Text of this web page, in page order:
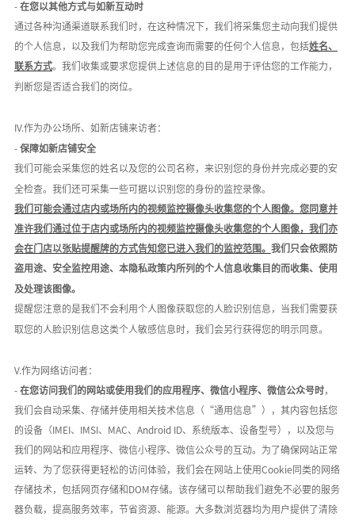
- 在您以其他方式与如新互动时
通过各种沟通渠道联系我们时，在这种情况下，我们将采集您主动向我们提供
的个人信息，以及我们为帮助您完成查询而需要的任何个人信息，包括姓名、
联系方式。我们收集或要求您提供上述信息的目的是用于评估您的工作能力，
判断您是否适合我们的岗位。
IV.作为办公场所、如新店铺来访者：
- 保障如新店铺安全
我们可能会采集您的姓名以及您的公司名称，来识别您的身份并完成必要的安
全检查。我们还可采集一些可据以识别您的身份的监控录像。
我们可能会通过店内或场所内的视频监控摄像头收集您的个人图像。您同意并
准许我们通过位于店内或场所内的视频监控摄像头收集您的个人图像，我们亦
会在门店以张贴提醒牌的方式告知您已进入我们的监控范围。 我们只会依照防
盗用途、安全监控用途、本隐私政策内所列的个人信息收集目的而收集、使用
及处理该图像。
提醒您注意的是我们不会利用个人图像获取您的人脸识别信息，当我们需要获
取您的人脸识别信息这类个人敏感信息时，我们会另行获得您的明示同意。
V.作为网络访问者：
- 在您访问我们的网站或使用我们的应用程序、微信小程序、微信公众号时，
我们会自动采集、存储并使用相关技术信息（ “通用信息”），其内容包括您
的设备（IMEI、IMSI、MAC、Android ID、系统版本、设备型号），以及您与
我们的网站和应用程序、微信小程序、微信公众号的互动。为了确保网站正常
运转、为了您获得更轻松的访问体验，我们会在网站上使用Cookie同类的网络
存储技术，包括网页存储和DOM存储。该存储可以帮助我们避免不必要的服务
器负载，提高服务效率，节省资源、能源。大多数浏览器均为用户提供了清除